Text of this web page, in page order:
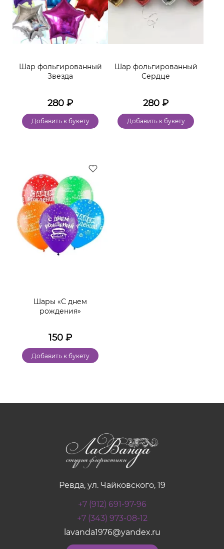
Шар фольгированный
Звезда
280 ₽
Добавить к букету
Шар фольгированный
Сердце
280 ₽
Добавить к букету
Шары «С днем
рождения»
150 ₽
Добавить к букету
Ревда, ул. Чайковского, 19
+7 (912) 691-97-96
+7 (343) 973-08-12
lavanda1976@yandex.ru